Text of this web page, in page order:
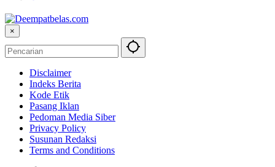
×
Disclaimer
Indeks Berita
Kode Etik
Pasang Iklan
Pedoman Media Siber
Privacy Policy
Susunan Redaksi
Terms and Conditions